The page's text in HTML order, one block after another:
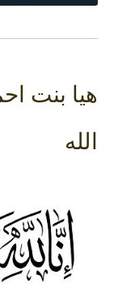
هيا بنت
الله